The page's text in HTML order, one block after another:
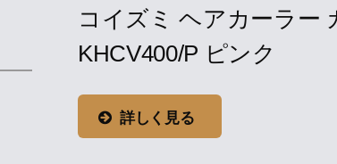
コイズミ ヘアカーラー
KHCV400/P ピンク
詳しく見る